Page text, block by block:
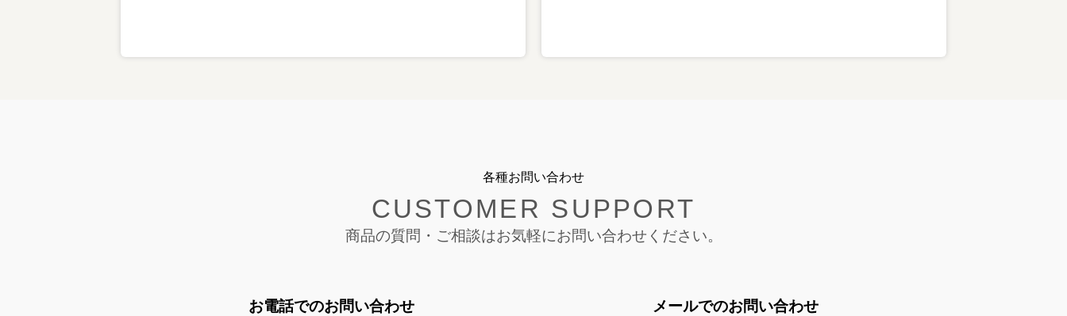
各種お問い合わせ
CUSTOMER SUPPORT
商品の質問・ご相談はお気軽にお問い合わせください。
お電話でのお問い合わせ メールでのお問い合わせ